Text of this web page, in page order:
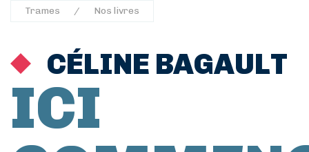
Trames Nos livres
CÉLINE BAGAULT
ICI